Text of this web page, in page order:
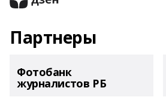
Партнеры
Фотобанк
журналистов РБ